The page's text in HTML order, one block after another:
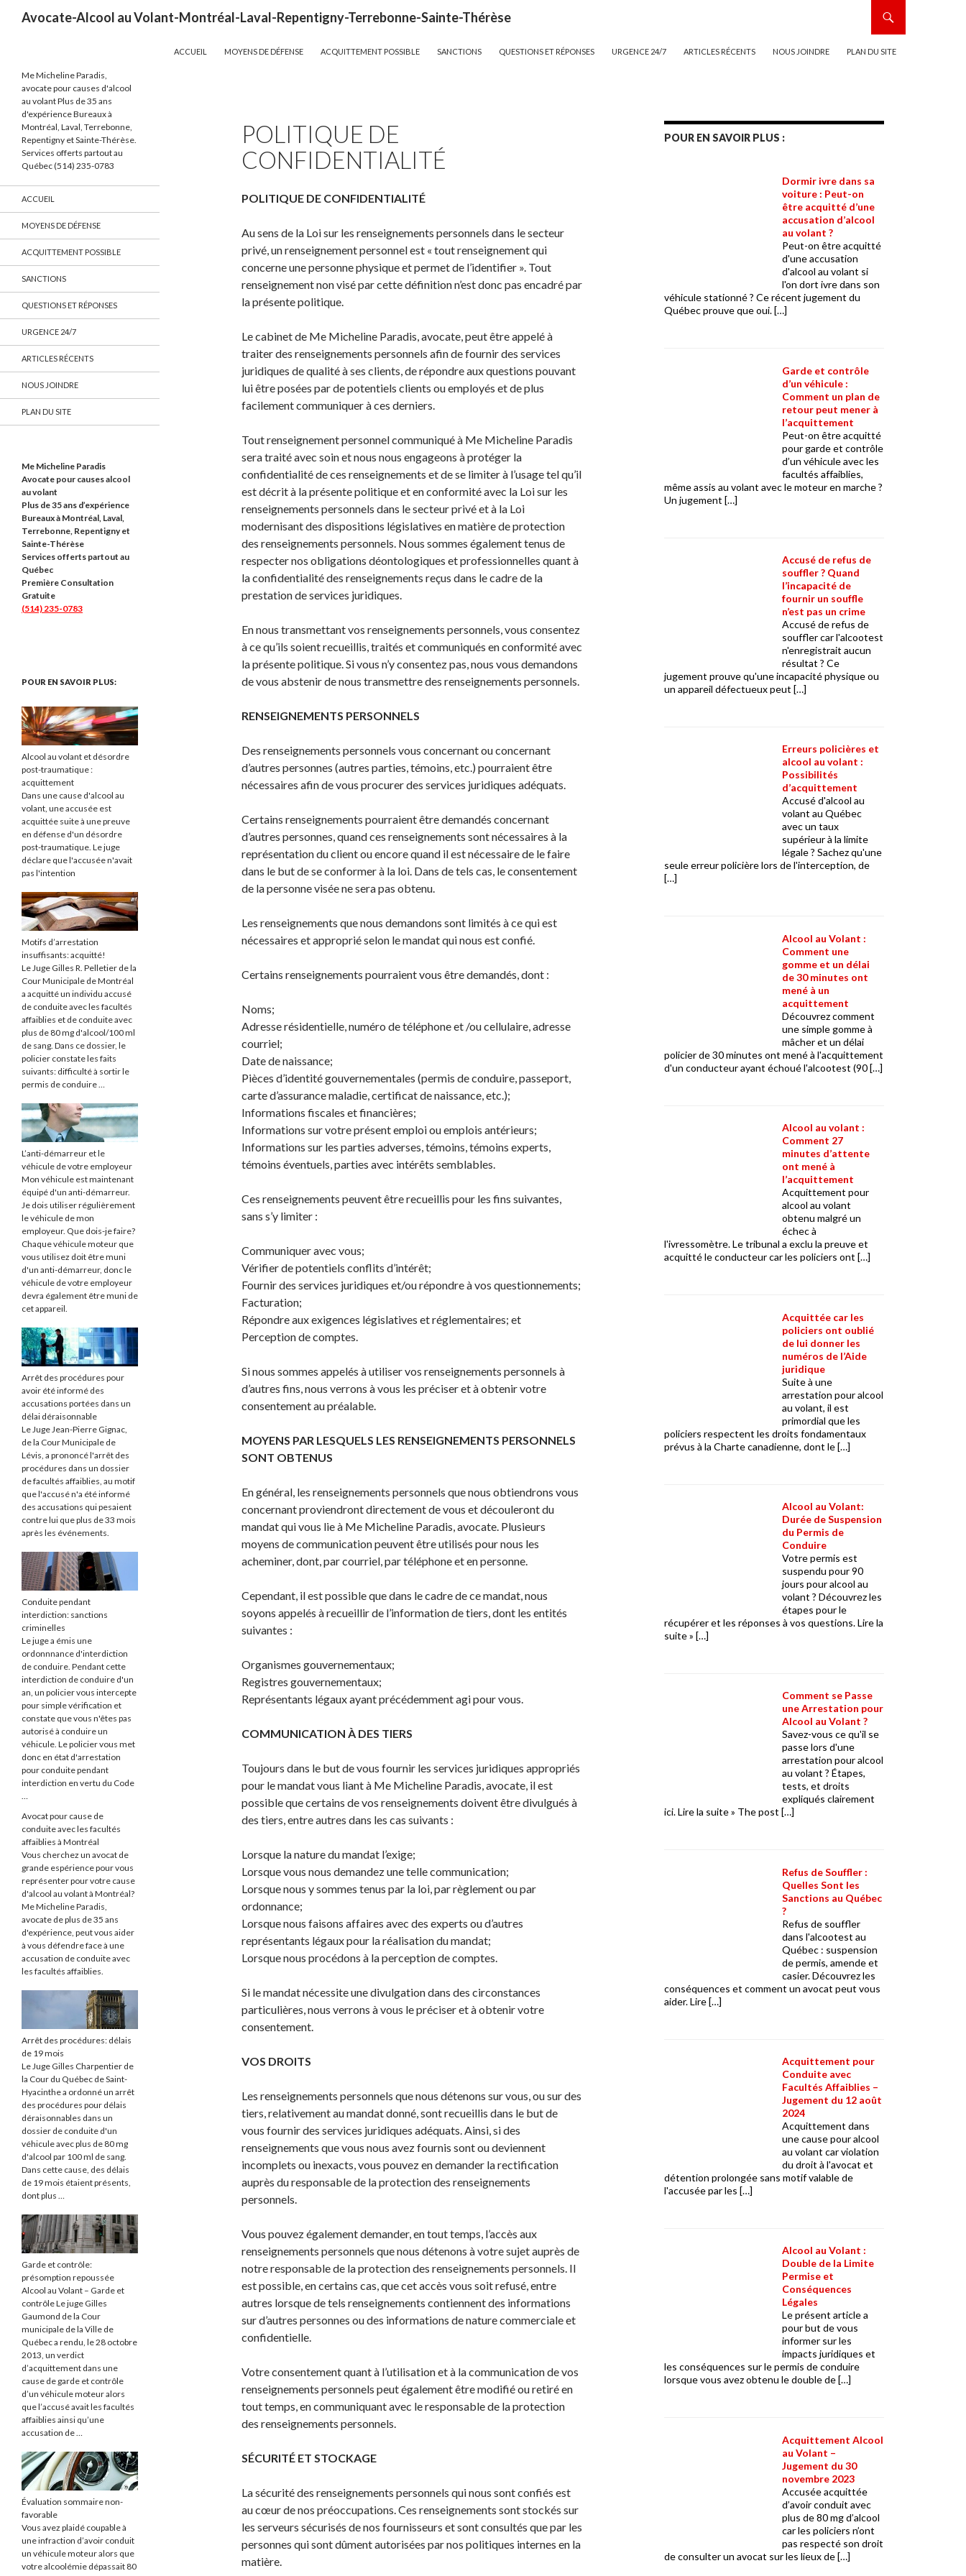
Avocate-Alcool au Volant-Montréal-Laval-Repentigny-Terrebonne-Sainte-Thérèse
ACCUEIL
MOYENS DE DÉFENSE ACQUITTEMENT POSSIBLE SANCTIONS QUESTIONS ET RÉPONSES URGENCE 24/7 ARTICLES RÉCENTS NOUS JOINDRE PLAN DU SITE
POLITIQUE DE
CONFIDENTIALITÉ
POLITIQUE DE CONFIDENTIALITÉ
Au sens de la Loi sur les renseignements personnels dans le secteur
privé, un renseignement personnel est « tout renseignement qui
concerne une personne physique et permet de l’identifier ». Tout
renseignement non visé par cette définition n’est donc pas encadré par
la présente politique.
Le cabinet de Me Micheline Paradis, avocate, peut être appelé à
traiter des renseignements personnels afin de fournir des services
juridiques de qualité à ses clients, de répondre aux questions pouvant
lui être posées par de potentiels clients ou employés et de plus
facilement communiquer à ces derniers.
Tout renseignement personnel communiqué à Me Micheline Paradis
sera traité avec soin et nous nous engageons à protéger la
confidentialité de ces renseignements et de se limiter à l’usage tel qu’il
est décrit à la présente politique et en conformité avec la Loi sur les
renseignements personnels dans le secteur privé et à la Loi
modernisant des dispositions législatives en matière de protection
des renseignements personnels. Nous sommes également tenus de
respecter nos obligations déontologiques et professionnelles quant à
la confidentialité des renseignements reçus dans le cadre de la
prestation de services juridiques.
En nous transmettant vos renseignements personnels, vous consentez
à ce qu’ils soient recueillis, traités et communiqués en conformité avec
la présente politique. Si vous n’y consentez pas, nous vous demandons
de vous abstenir de nous transmettre des renseignements personnels.
RENSEIGNEMENTS PERSONNELS
Des renseignements personnels vous concernant ou concernant
d’autres personnes (autres parties, témoins, etc.) pourraient être
nécessaires afin de vous procurer des services juridiques adéquats.
Certains renseignements pourraient être demandés concernant
d’autres personnes, quand ces renseignements sont nécessaires à la
représentation du client ou encore quand il est nécessaire de le faire
dans le but de se conformer à la loi. Dans de tels cas, le consentement
de la personne visée ne sera pas obtenu.
Les renseignements que nous demandons sont limités à ce qui est
nécessaires et approprié selon le mandat qui nous est confié.
Certains renseignements pourraient vous être demandés, dont :
Noms;
Adresse résidentielle, numéro de téléphone et /ou cellulaire, adresse
courriel;
Date de naissance;
Pièces d’identité gouvernementales (permis de conduire, passeport,
carte d’assurance maladie, certificat de naissance, etc.);
Informations fiscales et financières;
Informations sur votre présent emploi ou emplois antérieurs;
Informations sur les parties adverses, témoins, témoins experts,
témoins éventuels, parties avec intérêts semblables.
Ces renseignements peuvent être recueillis pour les fins suivantes,
sans s’y limiter :
Communiquer avec vous;
Vérifier de potentiels conflits d’intérêt;
Fournir des services juridiques et/ou répondre à vos questionnements;
Facturation;
Répondre aux exigences législatives et réglementaires; et
Perception de comptes.
Si nous sommes appelés à utiliser vos renseignements personnels à
d’autres fins, nous verrons à vous les préciser et à obtenir votre
consentement au préalable.
MOYENS PAR LESQUELS LES RENSEIGNEMENTS PERSONNELS
SONT OBTENUS
En général, les renseignements personnels que nous obtiendrons vous
concernant proviendront directement de vous et découleront du
mandat qui vous lie à Me Micheline Paradis, avocate. Plusieurs
moyens de communication peuvent être utilisés pour nous les
acheminer, dont, par courriel, par téléphone et en personne.
Cependant, il est possible que dans le cadre de ce mandat, nous
soyons appelés à recueillir de l’information de tiers, dont les entités
suivantes :
Organismes gouvernementaux;
Registres gouvernementaux;
Représentants légaux ayant précédemment agi pour vous.
COMMUNICATION À DES TIERS
Toujours dans le but de vous fournir les services juridiques appropriés
pour le mandat vous liant à Me Micheline Paradis, avocate, il est
possible que certains de vos renseignements doivent être divulgués à
des tiers, entre autres dans les cas suivants :
Lorsque la nature du mandat l’exige;
Lorsque vous nous demandez une telle communication;
Lorsque nous y sommes tenus par la loi, par règlement ou par
ordonnance;
Lorsque nous faisons affaires avec des experts ou d’autres
représentants légaux pour la réalisation du mandat;
Lorsque nous procédons à la perception de comptes.
Si le mandat nécessite une divulgation dans des circonstances
particulières, nous verrons à vous le préciser et à obtenir votre
consentement.
VOS DROITS
Les renseignements personnels que nous détenons sur vous, ou sur des
tiers, relativement au mandat donné, sont recueillis dans le but de
vous fournir des services juridiques adéquats. Ainsi, si des
renseignements que vous nous avez fournis sont ou deviennent
incomplets ou inexacts, vous pouvez en demander la rectification
auprès du responsable de la protection des renseignements
personnels.
Vous pouvez également demander, en tout temps, l’accès aux
renseignements personnels que nous détenons à votre sujet auprès de
notre responsable de la protection des renseignements personnels. Il
est possible, en certains cas, que cet accès vous soit refusé, entre
autres lorsque de tels renseignements contiennent des informations
sur d’autres personnes ou des informations de nature commerciale et
confidentielle.
Votre consentement quant à l’utilisation et à la communication de vos
renseignements personnels peut également être modifié ou retiré en
tout temps, en communiquant avec le responsable de la protection
des renseignements personnels.
SÉCURITÉ ET STOCKAGE
La sécurité des renseignements personnels qui nous sont confiés est
au cœur de nos préoccupations. Ces renseignements sont stockés sur
les serveurs sécurisés de nos fournisseurs et sont consultés que par les
personnes qui sont dûment autorisées par nos politiques internes en la
matière.
POUR EN SAVOIR PLUS :
Dormir ivre dans sa
voiture : Peut-on
être acquitté d’une
accusation d’alcool
au volant ?
Peut-on être acquitté
d'une accusation
d'alcool au volant si
l'on dort ivre dans son
véhicule stationné ? Ce récent jugement du
Québec prouve que oui. […]
Garde et contrôle
d’un véhicule :
Comment un plan de
retour peut mener à
l’acquittement
Peut-on être acquitté
pour garde et contrôle
d’un véhicule avec les
facultés affaiblies,
même assis au volant avec le moteur en marche ?
Un jugement […]
Accusé de refus de
souffler ? Quand
l’incapacité de
fournir un souffle
n’est pas un crime
Accusé de refus de
souffler car l'alcootest
n'enregistrait aucun
résultat ? Ce
jugement prouve qu'une incapacité physique ou
un appareil défectueux peut […]
Erreurs policières et
alcool au volant :
Possibilités
d’acquittement
Accusé d'alcool au
volant au Québec
avec un taux
supérieur à la limite
légale ? Sachez qu'une
seule erreur policière lors de l'interception, de
[…]
Alcool au Volant :
Comment une
gomme et un délai
de 30 minutes ont
mené à un
acquittement
Découvrez comment
une simple gomme à
mâcher et un délai
policier de 30 minutes ont mené à l'acquittement
d'un conducteur ayant échoué l'alcootest (90 […]
Alcool au volant :
Comment 27
minutes d’attente
ont mené à
l’acquittement
Acquittement pour
alcool au volant
obtenu malgré un
échec à
l'ivressomètre. Le tribunal a exclu la preuve et
acquitté le conducteur car les policiers ont […]
Acquittée car les
policiers ont oublié
de lui donner les
numéros de l’Aide
juridique
Suite à une
arrestation pour alcool
au volant, il est
primordial que les
policiers respectent les droits fondamentaux
prévus à la Charte canadienne, dont le […]
Alcool au Volant:
Durée de Suspension
du Permis de
Conduire
Votre permis est
suspendu pour 90
jours pour alcool au
volant ? Découvrez les
étapes pour le
récupérer et les réponses à vos questions. Lire la
suite » […]
Comment se Passe
une Arrestation pour
Alcool au Volant ?
Savez-vous ce qu'il se
passe lors d'une
arrestation pour alcool
au volant ? Étapes,
tests, et droits
expliqués clairement
ici. Lire la suite » The post […]
Refus de Souffler :
Quelles Sont les
Sanctions au Québec
?
Refus de souffler
dans l'alcootest au
Québec : suspension
de permis, amende et
casier. Découvrez les
conséquences et comment un avocat peut vous
aider. Lire […]
Acquittement pour
Conduite avec
Facultés Affaiblies –
Jugement du 12 août
2024
Acquittement dans
une cause pour alcool
au volant car violation
du droit à l'avocat et
détention prolongée sans motif valable de
l'accusée par les […]
Alcool au Volant :
Double de la Limite
Permise et
Conséquences
Légales
Le présent article a
pour but de vous
informer sur les
impacts juridiques et
les conséquences sur le permis de conduire
lorsque vous avez obtenu le double de […]
Acquittement Alcool
au Volant –
Jugement du 30
novembre 2023
Accusée acquittée
d’avoir conduit avec
plus de 80 mg d’alcool
car les policiers n’ont
pas respecté son droit
de consulter un avocat sur les lieux de […]
Me Micheline Paradis,
avocate pour causes d'alcool
au volant Plus de 35 ans
d'expérience Bureaux à
Montréal, Laval, Terrebonne,
Repentigny et Sainte-Thérèse.
Services offerts partout au
Québec (514) 235-0783
ACCUEIL
MOYENS DE DÉFENSE
ACQUITTEMENT POSSIBLE
SANCTIONS
QUESTIONS ET RÉPONSES
URGENCE 24/7
ARTICLES RÉCENTS
NOUS JOINDRE
PLAN DU SITE
Me Micheline Paradis
Avocate pour causes alcool
au volant
Plus de 35 ans d’expérience
Bureaux à Montréal, Laval,
Terrebonne, Repentigny et
Sainte-Thérèse
Services offerts partout au
Québec
Première Consultation
Gratuite
(514) 235-0783
POUR EN SAVOIR PLUS:
Alcool au volant et désordre
post-traumatique :
acquittement
Dans une cause d'alcool au
volant, une accusée est
acquittée suite à une preuve
en défense d'un désordre
post-traumatique. Le juge
déclare que l'accusée n'avait
pas l'intention
Motifs d’arrestation
insuffisants: acquitté!
Le Juge Gilles R. Pelletier de la
Cour Municipale de Montréal
a acquitté un individu accusé
de conduite avec les facultés
affaiblies et de conduite avec
plus de 80 mg d'alcool/100 ml
de sang. Dans ce dossier, le
policier constate les faits
suivants: difficulté à sortir le
permis de conduire …
L’anti-démarreur et le
véhicule de votre employeur
Mon véhicule est maintenant
équipé d'un anti-démarreur.
Je dois utiliser régulièrement
le véhicule de mon
employeur. Que dois-je faire?
Chaque véhicule moteur que
vous utilisez doit être muni
d'un anti-démarreur, donc le
véhicule de votre employeur
devra également être muni de
cet appareil.
Arrêt des procédures pour
avoir été informé des
accusations portées dans un
délai déraisonnable
Le Juge Jean-Pierre Gignac,
de la Cour Municipale de
Lévis, a prononcé l'arrêt des
procédures dans un dossier
de facultés affaiblies, au motif
que l'accusé n'a été informé
des accusations qui pesaient
contre lui que plus de 33 mois
après les événements.
Conduite pendant
interdiction: sanctions
criminelles
Le juge a émis une
ordonnnance d'interdiction
de conduire. Pendant cette
interdiction de conduire d'un
an, un policier vous intercepte
pour simple vérification et
constate que vous n'êtes pas
autorisé à conduire un
véhicule. Le policier vous met
donc en état d'arrestation
pour conduite pendant
interdiction en vertu du Code
Avocat pour cause de
conduite avec les facultés
affaiblies à Montréal
Vous cherchez un avocat de
grande espérience pour vous
représenter pour votre cause
d'alcool au volant à Montréal?
Me Micheline Paradis,
avocate de plus de 35 ans
d'expérience, peut vous aider
à vous défendre face à une
accusation de conduite avec
les facultés affaiblies.
Arrêt des procédures: délais
de 19 mois
Le Juge Gilles Charpentier de
la Cour du Québec de Saint-
Hyacinthe a ordonné un arrêt
des procédures pour délais
déraisonnables dans un
dossier de conduite d'un
véhicule avec plus de 80 mg
d'alcool par 100 ml de sang.
Dans cette cause, des délais
de 19 mois étaient présents,
dont plus …
Garde et contrôle:
présomption repoussée
Alcool au Volant – Garde et
contrôle Le juge Gilles
Gaumond de la Cour
municipale de la Ville de
Québec a rendu, le 28 octobre
2013, un verdict
d’acquittement dans une
cause de garde et contrôle
d’un véhicule moteur alors
que l’accusé avait les facultés
affaiblies ainsi qu’une
accusation de …
Évaluation sommaire non-
favorable
Vous avez plaidé coupable à
une infraction d’avoir conduit
un véhicule moteur alors que
votre alcoolémie dépassait 80